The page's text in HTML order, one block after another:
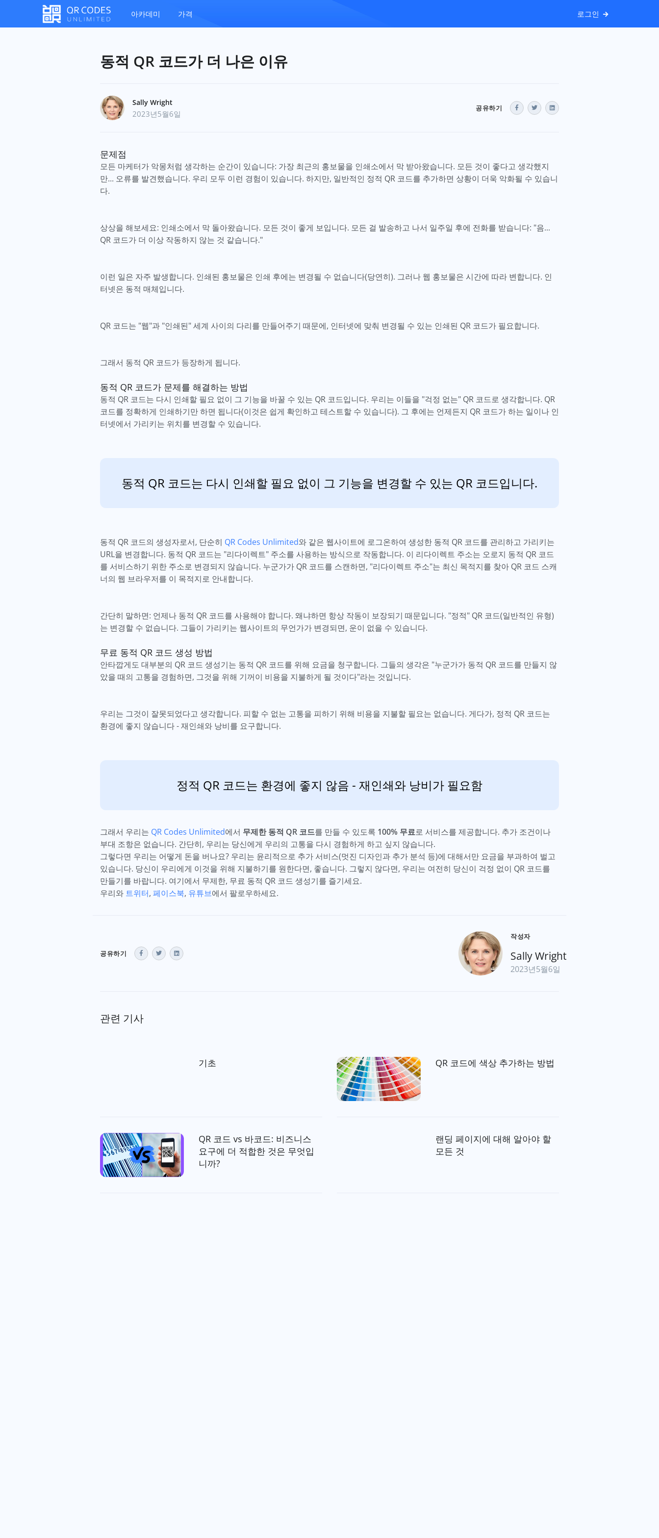
아카데미 가격 로그인
동적 QR 코드가 더 나은 이유
Sally Wright
2023년5월6일
공유하기
문제점
모든 마케터가 악몽처럼 생각하는 순간이 있습니다: 가장 최근의 홍보물을 인쇄소에서 막 받아왔습니다. 모든 것이 좋다고 생각했지
만... 오류를 발견했습니다. 우리 모두 이런 경험이 있습니다. 하지만, 일반적인 정적 QR 코드를 추가하면 상황이 더욱 악화될 수 있습니
다.
상상을 해보세요: 인쇄소에서 막 돌아왔습니다. 모든 것이 좋게 보입니다. 모든 걸 발송하고 나서 일주일 후에 전화를 받습니다: "음...
QR 코드가 더 이상 작동하지 않는 것 같습니다."
이런 일은 자주 발생합니다. 인쇄된 홍보물은 인쇄 후에는 변경될 수 없습니다(당연히). 그러나 웹 홍보물은 시간에 따라 변합니다. 인
터넷은 동적 매체입니다.
QR 코드는 "웹"과 "인쇄된" 세계 사이의 다리를 만들어주기 때문에, 인터넷에 맞춰 변경될 수 있는 인쇄된 QR 코드가 필요합니다.
그래서 동적 QR 코드가 등장하게 됩니다.
동적 QR 코드가 문제를 해결하는 방법
동적 QR 코드는 다시 인쇄할 필요 없이 그 기능을 바꿀 수 있는 QR 코드입니다. 우리는 이들을 "걱정 없는" QR 코드로 생각합니다. QR
코드를 정확하게 인쇄하기만 하면 됩니다(이것은 쉽게 확인하고 테스트할 수 있습니다). 그 후에는 언제든지 QR 코드가 하는 일이나 인
터넷에서 가리키는 위치를 변경할 수 있습니다.
동적 QR 코드는 다시 인쇄할 필요 없이 그 기능을 변경할 수 있는 QR 코드입니다.
동적 QR 코드의 생성자로서, 단순히 QR Codes Unlimited와 같은 웹사이트에 로그온하여 생성한 동적 QR 코드를 관리하고 가리키는
URL을 변경합니다. 동적 QR 코드는 "리다이렉트" 주소를 사용하는 방식으로 작동합니다. 이 리다이렉트 주소는 오로지 동적 QR 코드
를 서비스하기 위한 주소로 변경되지 않습니다. 누군가가 QR 코드를 스캔하면, "리다이렉트 주소"는 최신 목적지를 찾아 QR 코드 스캐
너의 웹 브라우저를 이 목적지로 안내합니다.
간단히 말하면: 언제나 동적 QR 코드를 사용해야 합니다. 왜냐하면 항상 작동이 보장되기 때문입니다. "정적" QR 코드(일반적인 유형)
는 변경할 수 없습니다. 그들이 가리키는 웹사이트의 무언가가 변경되면, 운이 없을 수 있습니다.
무료 동적 QR 코드 생성 방법
안타깝게도 대부분의 QR 코드 생성기는 동적 QR 코드를 위해 요금을 청구합니다. 그들의 생각은 "누군가가 동적 QR 코드를 만들지 않
았을 때의 고통을 경험하면, 그것을 위해 기꺼이 비용을 지불하게 될 것이다"라는 것입니다.
우리는 그것이 잘못되었다고 생각합니다. 피할 수 없는 고통을 피하기 위해 비용을 지불할 필요는 없습니다. 게다가, 정적 QR 코드는
환경에 좋지 않습니다 - 재인쇄와 낭비를 요구합니다.
정적 QR 코드는 환경에 좋지 않음 - 재인쇄와 낭비가 필요함
그래서 우리는 QR Codes Unlimited에서 무제한 동적 QR 코드를 만들 수 있도록 100% 무료로 서비스를 제공합니다. 추가 조건이나
부대 조항은 없습니다. 간단히, 우리는 당신에게 우리의 고통을 다시 경험하게 하고 싶지 않습니다.
그렇다면 우리는 어떻게 돈을 버나요? 우리는 윤리적으로 추가 서비스(멋진 디자인과 추가 분석 등)에 대해서만 요금을 부과하여 벌고
있습니다. 당신이 우리에게 이것을 위해 지불하기를 원한다면, 좋습니다. 그렇지 않다면, 우리는 여전히 당신이 걱정 없이 QR 코드를
만들기를 바랍니다. 여기에서 무제한, 무료 동적 QR 코드 생성기를 즐기세요.
우리와 트위터, 페이스북, 유튜브에서 팔로우하세요.
공유하기
작성자
Sally Wright
2023년5월6일
관련 기사
기초 QR 코드에 색상 추가하는 방법
QR 코드 vs 바코드: 비즈니스
요구에 더 적합한 것은 무엇입
니까?
랜딩 페이지에 대해 알아야 할
모든 것